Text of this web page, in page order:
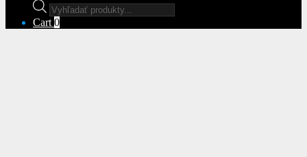
Products
search
Cart 0